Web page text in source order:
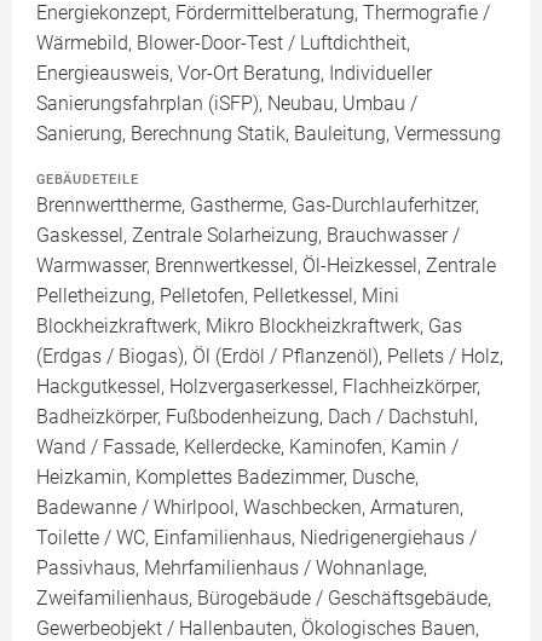
Energiekonzept, Fördermittelberatung, Thermografie /
Wärmebild, Blower-Door-Test / Luftdichtheit,
Energieausweis, Vor-Ort Beratung, Individueller
Sanierungsfahrplan (iSFP), Neubau, Umbau /
Sanierung, Berechnung Statik, Bauleitung, Vermessung
GEBÄUDETEILE
Brennwerttherme, Gastherme, Gas-Durchlauferhitzer,
Gaskessel, Zentrale Solarheizung, Brauchwasser /
Warmwasser, Brennwertkessel, Öl-Heizkessel, Zentrale
Pelletheizung, Pelletofen, Pelletkessel, Mini
Blockheizkraftwerk, Mikro Blockheizkraftwerk, Gas
(Erdgas / Biogas), Öl (Erdöl / Pflanzenöl), Pellets / Holz,
Hackgutkessel, Holzvergaserkessel, Flachheizkörper,
Badheizkörper, Fußbodenheizung, Dach / Dachstuhl,
Wand / Fassade, Kellerdecke, Kaminofen, Kamin /
Heizkamin, Komplettes Badezimmer, Dusche,
Badewanne / Whirlpool, Waschbecken, Armaturen,
Toilette / WC, Einfamilienhaus, Niedrigenergiehaus /
Passivhaus, Mehrfamilienhaus / Wohnanlage,
Zweifamilienhaus, Bürogebäude / Geschäftsgebäude,
Gewerbeobjekt / Hallenbauten, Ökologisches Bauen,